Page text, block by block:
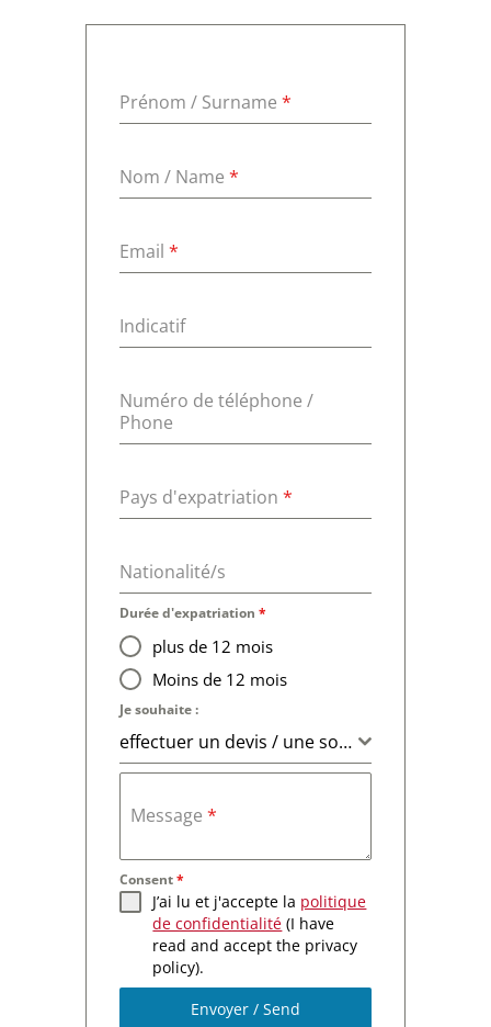
Prénom / Surname*
Nom / Name*
Email*
Indicatif
Numéro de téléphone /
Phone
Pays d'expatriation*
Nationalité/s
Durée d'expatriation*
plus de 12 mois
Moins de 12 mois
Je souhaite :
effectuer un devis / une souscription
Message*
Consent*
J’ai lu et j'accepte la politique
de confidentialité (I have
read and accept the privacy
policy).
Envoyer / Send